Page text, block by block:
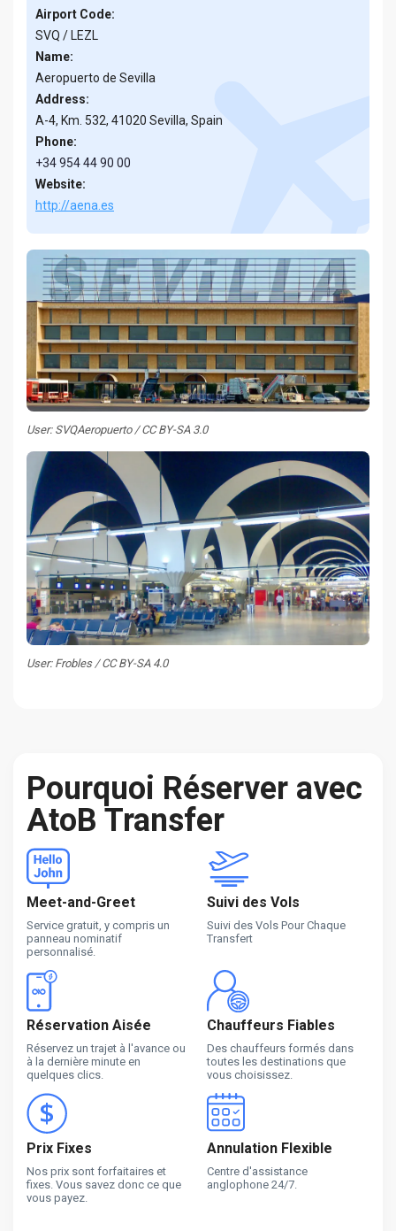
Airport Code:
SVQ / LEZL
Name:
Aeropuerto de Sevilla
Address:
A-4, Km. 532, 41020 Sevilla, Spain
Phone:
+34 954 44 90 00
Website:
http://aena.es
User: SVQAeropuerto / CC BY-SA 3.0
User: Frobles / CC BY-SA 4.0
Pourquoi Réserver avec
AtoB Transfer
Meet-and-Greet
Service gratuit, y compris un
panneau nominatif
personnalisé.
Suivi des Vols
Suivi des Vols Pour Chaque
Transfert
Réservation Aisée
Réservez un trajet à l'avance ou
à la dernière minute en
quelques clics.
Chauffeurs Fiables
Des chauffeurs formés dans
toutes les destinations que
vous choisissez.
Prix Fixes
Nos prix sont forfaitaires et
fixes. Vous savez donc ce que
vous payez.
Annulation Flexible
Centre d'assistance
anglophone 24/7.